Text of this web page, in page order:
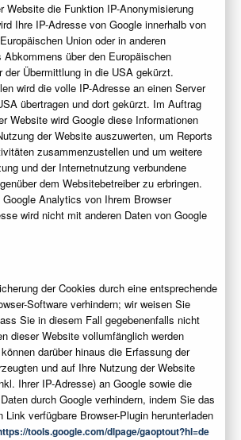
Website die Funktion IP-Anonymisierung
Ihre IP-Adresse von Google innerhalb von
Union oder in anderen
Abkommens über den Europäischen
der Übermittlung in die USA gekürzt.
wird die volle IP-Adresse an einen Server
übertragen und dort gekürzt. Im Auftrag
Website wird Google diese Informationen
der Website auszuwerten, um Reports
zusammenzustellen und um weitere
und der Internetnutzung verbundene
dem Websitebetreiber zu erbringen.
Analytics von Ihrem Browser
wird nicht mit anderen Daten von Google
der Cookies durch eine entsprechende
Software verhindern; wir weisen Sie
Sie in diesem Fall gegebenenfalls nicht
dieser Website vollumfänglich werden
darüber hinaus die Erfassung der
und auf Ihre Nutzung der Website
Ihrer IP-Adresse) an Google sowie die
durch Google verhindern, indem Sie das
Link verfügbare Browser-Plugin herunterladen
tools.google.com/dlpage/gaoptout?hl=de